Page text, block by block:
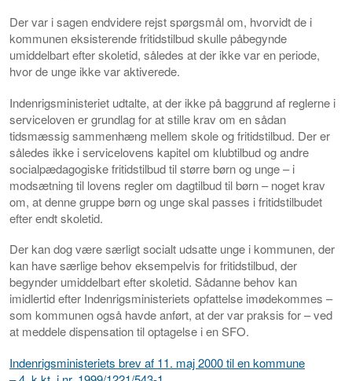
Der var i sagen endvidere rejst spørgsmål om, hvorvidt de i
kommunen eksisterende fritidstilbud skulle påbegynde
umiddelbart efter skoletid, således at der ikke var en periode,
hvor de unge ikke var aktiverede.
Indenrigsministeriet udtalte, at der ikke på baggrund af reglerne i
serviceloven er grundlag for at stille krav om en sådan
tidsmæssig sammenhæng mellem skole og fritidstilbud. Der er
således ikke i servicelovens kapitel om klubtilbud og andre
socialpædagogiske fritidstilbud til større børn og unge – i
modsætning til lovens regler om dagtilbud til børn – noget krav
om, at denne gruppe børn og unge skal passes i fritidstilbudet
efter endt skoletid.
Der kan dog være særligt socialt udsatte unge i kommunen, der
kan have særlige behov eksempelvis for fritidstilbud, der
begynder umiddelbart efter skoletid. Sådanne behov kan
imidlertid efter Indenrigsministeriets opfattelse imødekommes –
som kommunen også havde anført, at der var praksis for – ved
at meddele dispensation til optagelse i en SFO.
Indenrigsministeriets brev af 11. maj 2000 til en kommune